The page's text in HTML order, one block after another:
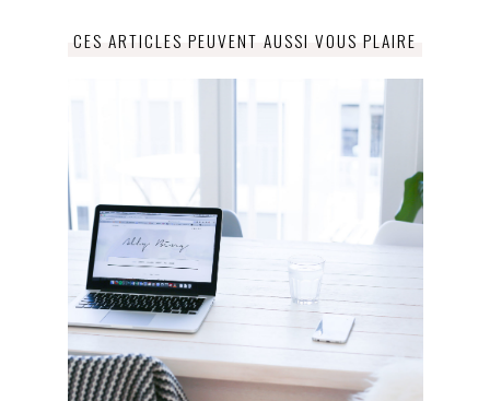
CES ARTICLES PEUVENT AUSSI VOUS PLAIRE